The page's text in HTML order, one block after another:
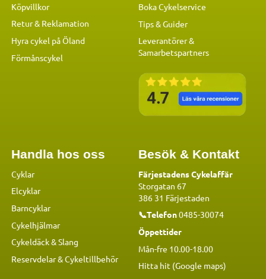
Köpvillkor
Retur & Reklamation
Hyra cykel på Öland
Förmånscykel
Boka Cykelservice
Tips & Guider
Leverantörer &
Samarbetspartners
Handla hos oss
Cyklar
Elcyklar
Barncyklar
Cykelhjälmar
Cykeldäck & Slang
Reservdelar&Cykeltillbehör
Besök & Kontakt
Färjestadens Cykelaffär
Storgatan 67
386 31 Färjestaden
📞Telefon0485-30074
Öppettider
Mån-fre 10.00-18.00
Hitta hit (Google maps)